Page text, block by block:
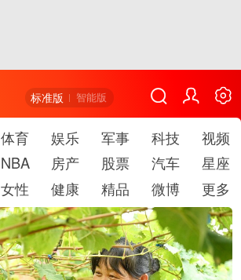
标准版 智能版
体育 娱乐 军事 科技
视频
NBA 房产 股票 汽车
星座
女性 健康 精品 微博 更多